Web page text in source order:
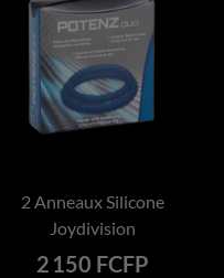
2 Anneaux Silicone
Joydivision
Prix
2 150 FCFP